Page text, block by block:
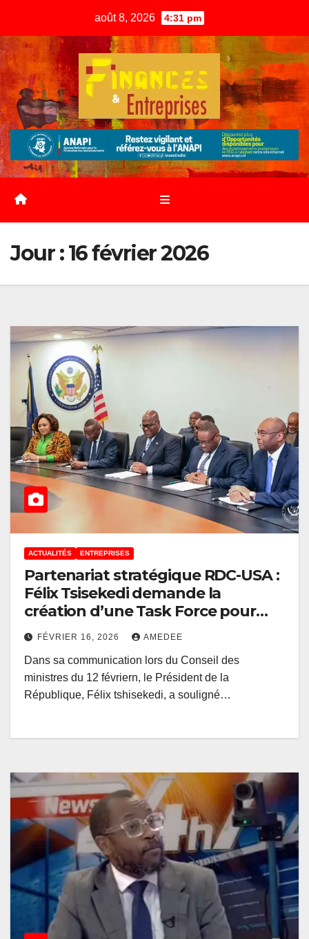
content
août 8, 2026 4:31 pm
Jour :16 février 2026
ACTUALITÉS ENTREPRISES
Partenariat stratégique RDC-USA :
Félix Tsisekedi demande la
création d’une Task Force pour
renforcer la coordination
FÉVRIER 16, 2026 AMEDEE
Dans sa communication lors du Conseil des
ministres du 12 févriern, le Président de la
République, Félix tshisekedi, a souligné…